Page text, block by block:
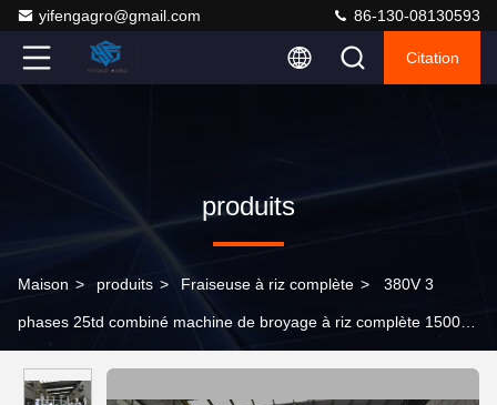
yifengagro@gmail.com 86-130-08130593
Citation
produits
Maison > produits > Fraiseuse à riz complète > 380V 3
phases 25td combiné machine de broyage à riz complète 1500